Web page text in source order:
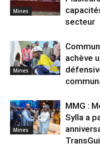
Mines
secteur
Mines
achève
Mines
MMG :
Sylla a